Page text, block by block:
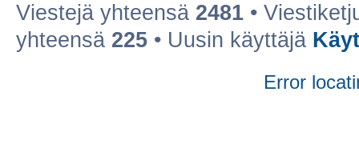
Viestejä yhteensä 2481 •
yhteensä 225 • Uusin käyttäjä
Error